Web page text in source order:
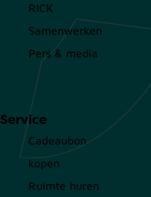
RICK
Samenwerken
Pers & media
Service
Cadeaubon
kopen
Ruimte huren